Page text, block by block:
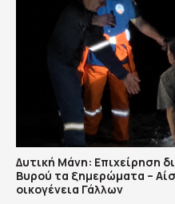
Δυτική Μάνη: Επιχείρηση
Βυρού τα ξημερώματα –
οικογένεια Γάλλων